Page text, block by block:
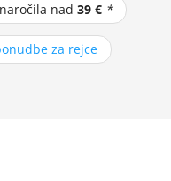
nad39 € *
za rejce